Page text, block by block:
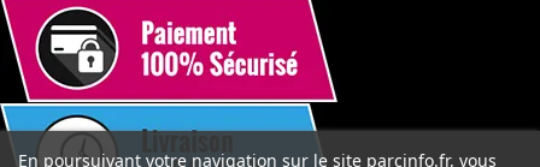
En poursuivant votre navigation sur le site parcinfo.fr, vous